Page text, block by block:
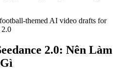
2.0: Nên Làm